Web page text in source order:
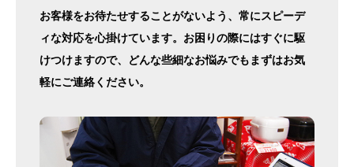
お客様をお待たせすることがないよう、常にスピーデ
ィな対応を心掛けています。お困りの際にはすぐに駆
けつけますので、どんな些細なお悩みでもまずはお気
軽にご連絡ください。